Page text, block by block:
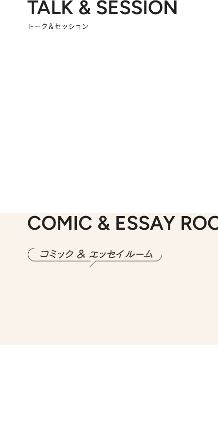
TALK & SESSION
トーク＆セッション
COMIC & ESSAY